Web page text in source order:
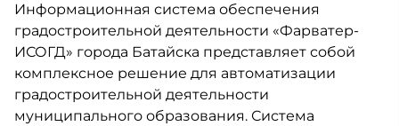
Информационная система обеспечения
градостроительной деятельности «Фарватер-
ИСОГД» города Батайска представляет собой
комплексное решение для автоматизации
градостроительной деятельности
муниципального образования. Система